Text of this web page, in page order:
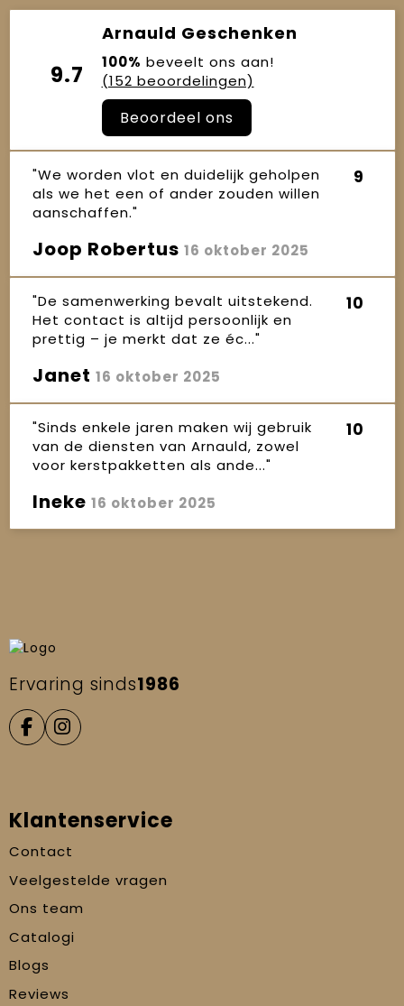
9.7
Arnauld Geschenken
100% beveelt ons aan!
(152 beoordelingen)
Beoordeel ons
"We worden vlot en duidelijk geholpen
als we het een of ander zouden willen
aanschaffen."
9
Joop Robertus 16 oktober 2025
"De samenwerking bevalt uitstekend.
Het contact is altijd persoonlijk en
prettig – je merkt dat ze éc..."
10
Janet 16 oktober 2025
"Sinds enkele jaren maken wij gebruik
van de diensten van Arnauld, zowel
voor kerstpakketten als ande..."
10
Ineke 16 oktober 2025
Ervaring sinds1986
Klantenservice
Contact
Veelgestelde vragen
Ons team
Catalogi
Blogs
Reviews